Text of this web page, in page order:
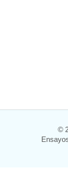
©